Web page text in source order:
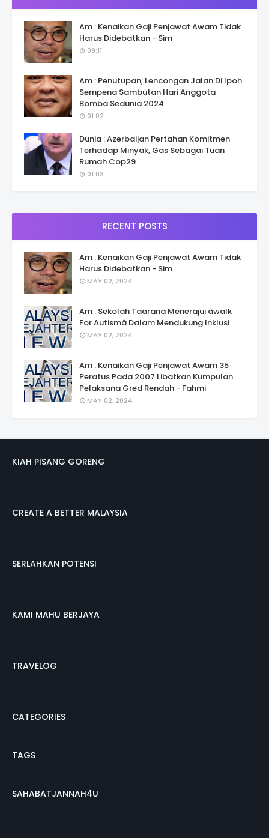
Am : Kenaikan Gaji Penjawat Awam Tidak
Harus Didebatkan - Sim
09:11
Am : Penutupan, Lencongan Jalan Di Ipoh
Sempena Sambutan Hari Anggota
Bomba Sedunia 2024
01:02
Dunia : Azerbaijan Pertahan Komitmen
Terhadap Minyak, Gas Sebagai Tuan
Rumah Cop29
01:03
RECENT POSTS
Am : Kenaikan Gaji Penjawat Awam Tidak
Harus Didebatkan - Sim
MAY 02, 2024
Am : Sekolah Taarana Menerajui âwalk
For Autismâ Dalam Mendukung Inklusi
MAY 02, 2024
Am : Kenaikan Gaji Penjawat Awam 35
Peratus Pada 2007 Libatkan Kumpulan
Pelaksana Gred Rendah - Fahmi
MAY 02, 2024
KIAH PISANG GORENG
CREATE A BETTER MALAYSIA
SERLAHKAN POTENSI
KAMI MAHU BERJAYA
TRAVELOG
CATEGORIES
TAGS
SAHABATJANNAH4U